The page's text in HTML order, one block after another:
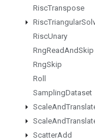
RiscTranspose
RiscTriangular
RiscUnary
RngReadAndSkip
RngSkip
Roll
SamplingDataset
ScaleAnd
ScaleAnd
ScatterAdd